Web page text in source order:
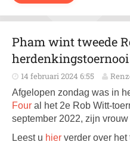
Pham wint tweede
herdenkingstoernooi
14 februari 2024 6:55
Afgelopen zondag was in
Four al het 2e Rob Witt-
september 2022, zijn vrouw
Leest u hier verder over